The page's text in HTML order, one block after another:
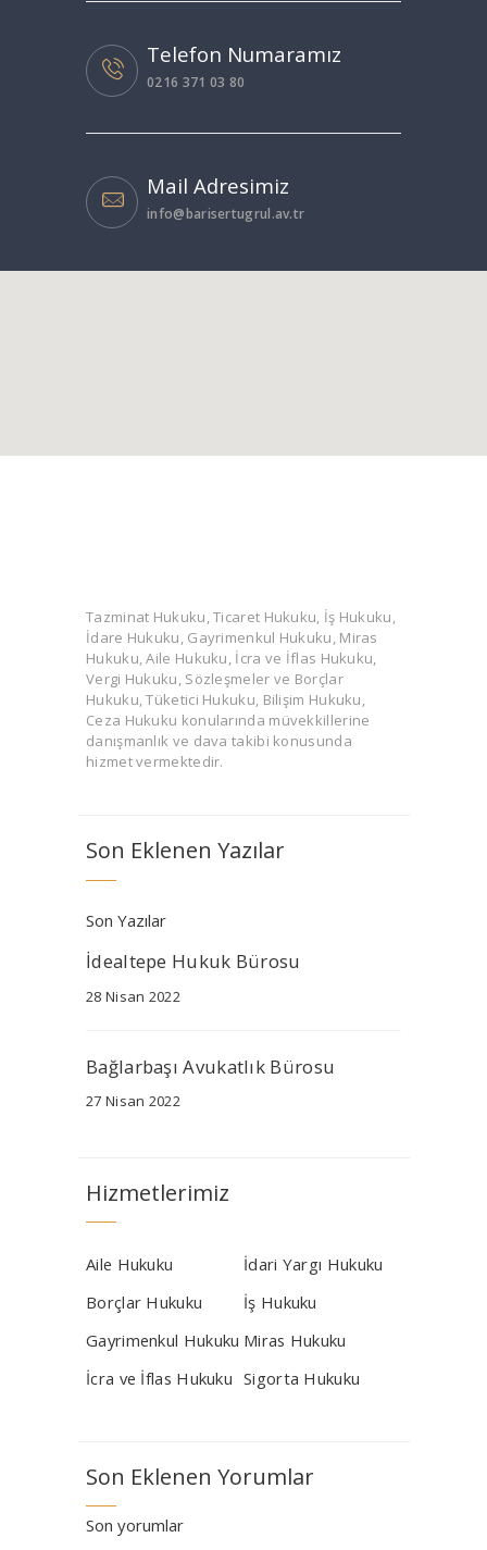
Telefon Numaramız
0216 371 03 80
Mail Adresimiz
info@barisertugrul.av.tr
Tazminat Hukuku, Ticaret Hukuku, İş Hukuku,
İdare Hukuku, Gayrimenkul Hukuku, Miras
Hukuku, Aile Hukuku, İcra ve İflas Hukuku,
Vergi Hukuku, Sözleşmeler ve Borçlar
Hukuku, Tüketici Hukuku, Bilişim Hukuku,
Ceza Hukuku konularında müvekkillerine
danışmanlık ve dava takibi konusunda
hizmet vermektedir.
Son Eklenen Yazılar
Son Yazılar
İdealtepe Hukuk Bürosu
28 Nisan 2022
Bağlarbaşı Avukatlık Bürosu
27 Nisan 2022
Hizmetlerimiz
Aile Hukuku
Borçlar Hukuku
Gayrimenkul Hukuku
İcra ve İflas Hukuku
İdari Yargı Hukuku
İş Hukuku
Miras Hukuku
Sigorta Hukuku
Son Eklenen Yorumlar
Son yorumlar